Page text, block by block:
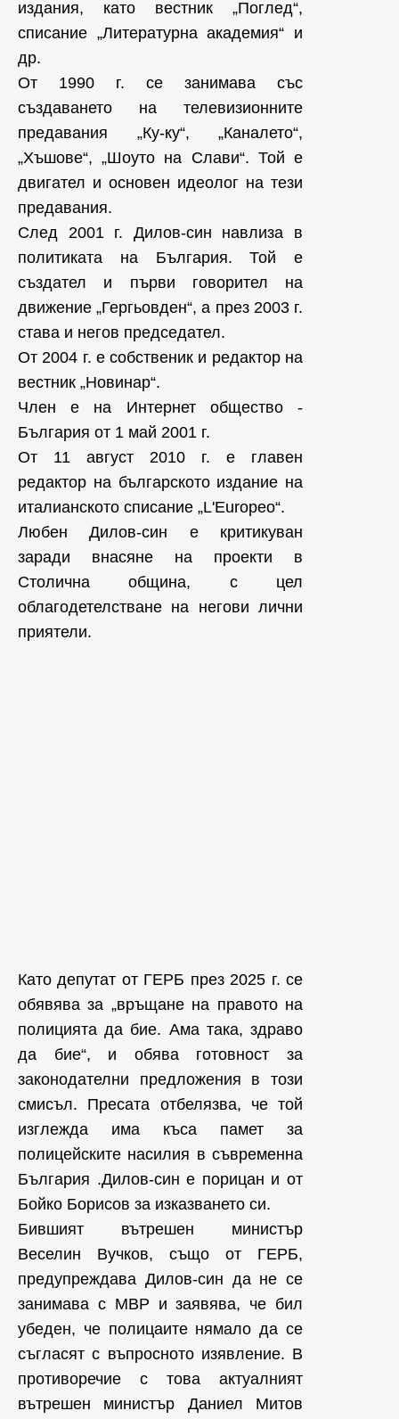
издания, като вестник „Поглед“,
списание „Литературна академия“ и
др.
От 1990 г. се занимава със
създаването на телевизионните
предавания „Ку-ку“, „Каналето“,
„Хъшове“, „Шоуто на Слави“. Той е
двигател и основен идеолог на тези
предавания.
След 2001 г. Дилов-син навлиза в
политиката на България. Той е
създател и първи говорител на
движение „Гергьовден“, а през 2003 г.
става и негов председател.
От 2004 г. е собственик и редактор на
вестник „Новинар“.
Член е на Интернет общество -
България от 1 май 2001 г.
От 11 август 2010 г. е главен
редактор на българското издание на
италианското списание „L'Europeo“.
Любен Дилов-син е критикуван
заради внасяне на проекти в
Столична община, с цел
облагодетелстване на негови лични
приятели.
Като депутат от ГЕРБ през 2025 г. се
обявява за „връщане на правото на
полицията да бие. Ама така, здраво
да бие“, и обява готовност за
законодателни предложения в този
смисъл. Пресата отбелязва, че той
изглежда има къса памет за
полицейските насилия в съвременна
България .Дилов-син е порицан и от
Бойко Борисов за изказването си.
Бившият вътрешен министър
Веселин Вучков, също от ГЕРБ,
предупреждава Дилов-син да не се
занимава с МВР и заявява, че бил
убеден, че полицаите нямало да се
съгласят с въпросното изявление. В
противоречие с това актуалният
вътрешен министър Даниел Митов